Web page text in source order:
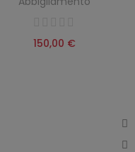
150,00 €